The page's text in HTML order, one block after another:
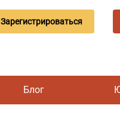
Зарегистрироваться
Блог